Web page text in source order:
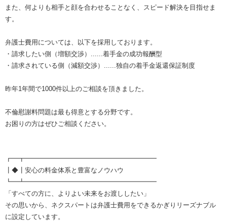
また、何よりも相手と顔を合わせることなく、スピード解決を目指せま
す。
弁護士費用については、以下を採用しております。
・請求したい側（増額交渉）......着手金の成功報酬型
・請求されている側（減額交渉）......独自の着手金返還保証制度
昨年1年間で1000件以上のご相談を頂きました。
不倫慰謝料問題は最も得意とする分野です。
お困りの方はぜひご相談ください。
┏━┳━━━━━━━━━━━━━━━━━━━━
┃◆┃安心の料金体系と豊富なノウハウ
┗━┻━━━━━━━━━━━━━━━━━━━━
「すべての方に、よりよい未来をお渡ししたい」
その思いから、ネクスパートは弁護士費用をできるかぎりリーズナブル
に設定しています。